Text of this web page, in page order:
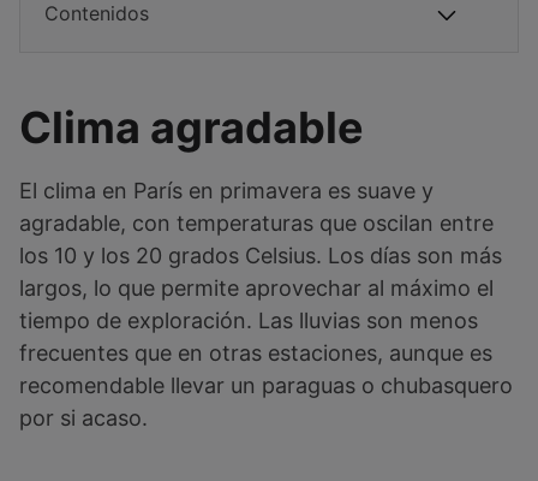
Contenidos
Clima agradable
El clima en París en primavera es suave y
agradable, con temperaturas que oscilan entre
los 10 y los 20 grados Celsius. Los días son más
largos, lo que permite aprovechar al máximo el
tiempo de exploración. Las lluvias son menos
frecuentes que en otras estaciones, aunque es
recomendable llevar un paraguas o chubasquero
por si acaso.